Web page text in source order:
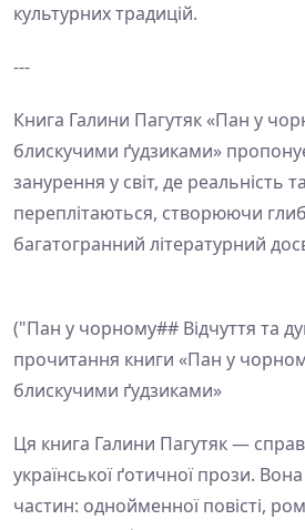
культурних традицій.
---
Книга Галини Пагутяк «Пан у
блискучими ґудзиками»
занурення у світ, де реальність
переплітаються, створюючи
багатогранний літературний
("Пан у чорному## Відчуття та
прочитання книги «Пан у
блискучими ґудзиками»
Ця книга Галини Пагутяк —
української ґотичної прози.
частин: однойменної повісті,